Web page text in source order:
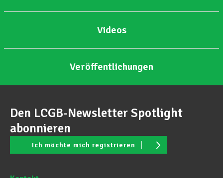
Videos
Veröffentlichungen
Den LCGB-Newsletter Spotlight
abonnieren
Ich möchte mich registrieren